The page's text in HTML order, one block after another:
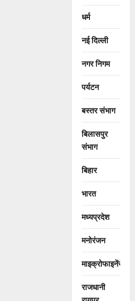
धर्म
नई दिल्ली
नगर निगम
पर्यटन
बस्तर संभाग
बिलासपुर
संभाग
बिहार
भारत
मध्यप्रदेश
मनोरंजन
माइक्रोफाइनेंस
राजधानी